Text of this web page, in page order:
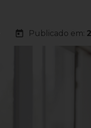
today Publicado em: